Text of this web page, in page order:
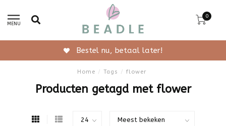
MENU
0
Bestel nu, betaal later!
Home / Tags / flower
Producten getagd met flower